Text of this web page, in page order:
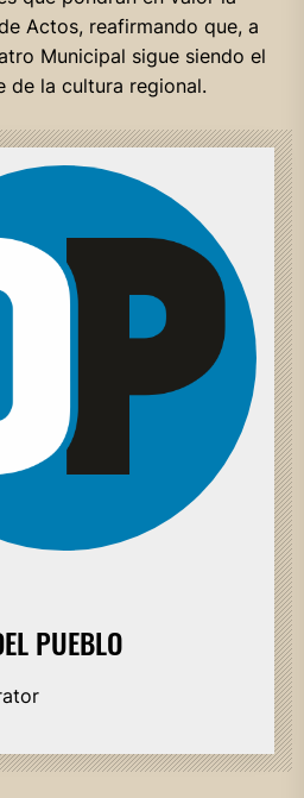
Actos, reafirmando que, a
Municipal sigue siendo el
de la cultura regional.
PUEBLO